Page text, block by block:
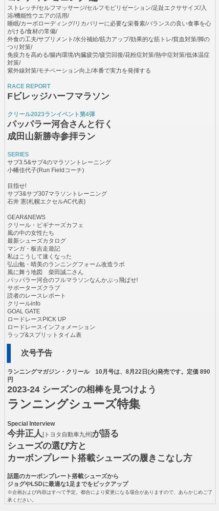
ストレッチ/セルフマッサージ/セルフモビリゼーション/足趾エクササイズ/入
浴/機能性ウエアの活用/
睡眠/カーボローディング/リカバリーに必要な栄養素/バランスの良い食事を心
がける/食材の常備/
外食の工夫/サプリメント/水分補給/筋力アップ/効果的な筋トレ/貧血対策/脚の
つり対策/
免疫力を高める/腸内環境/内臓疲労/疲労回復/花粉症対策/熱中症対策/低体温症
対策/
紫外線対策/モチベーション向上/本番で実力を発揮する
RACE REPORT
Fビレッジハーフマラソン
クリール2023ランイベント第4弾
パッパラー河合さんと行く
成田山新勝寺参拝ラン
SERIES
サブ3.5&サブ4のマラソントレーニング
小幡佳代子(Run Fieldコーチ)
目指せ!
サブ3&サブ307マラソントレーニング
石井 憲(札幌エクセルAC代表)
GEAR&NEWS
クリール・ビギナーズカフェ
風の中の女性たち
最新シューズカタログ
マンガ・板吉走遊記
私はこうして速くなった
弘山勉・晴美のランニングフォーム改造ラボ
風に舞う地図 柴田誠二さん
パッパラー河合のフルマラソンなんかぶっ飛ばせ!
サポーターズクラブ
読者のレースレポート
クリールinfo
GOAL GATE
ロードレースPICK UP
ロードレースインフォメーション
ラップ&スプリットタイム表
次号予告
ランニングマガジン・クリール 10月号は、8月22日(火)発売です。定価 890
円
2023-24 シーズンの相棒を見つけよう
ランニングシューズ特集
Special Interview
今井正人[トヨタ自動車九州]が語る
シューズの選び方と
カーボンプレート搭載シューズの履きこなし方
話題のカーボンプレート搭載シューズから
ジョグやLSDに最適な1足までをピックアップ
※企画および内容はすべて予定。都合により変更になる場合がありますので、あらかじめご了
承ください。